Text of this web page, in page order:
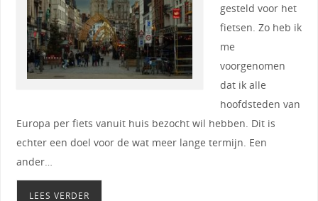
gesteld voor het
fietsen. Zo heb ik
me
voorgenomen
dat ik alle
hoofdsteden van
Europa per fiets vanuit huis bezocht wil hebben. Dit is
echter een doel voor de wat meer lange termijn. Een
ander…
LEES VERDER